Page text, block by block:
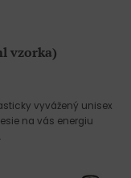
vzorka)
vyvážený unisex
na vás energiu